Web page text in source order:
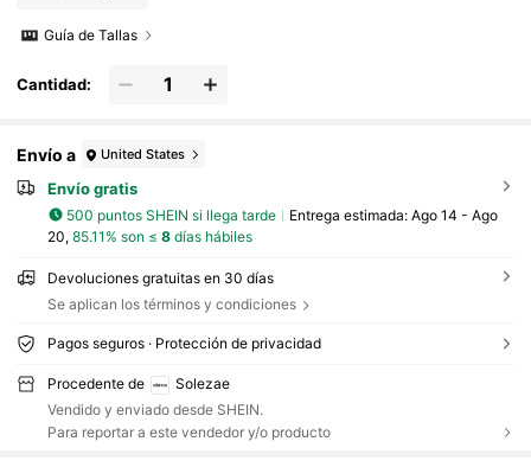
Guía de Tallas
Cantidad:
Envío a United States
Envío gratis
500 puntos SHEIN si llega tarde Entrega estimada: Ago 14 - Ago
20, 85.11% son ≤ 8días hábiles
Devoluciones gratuitas en 30 días
Se aplican los términos y condiciones
Pagos seguros · Protección de privacidad
Procedente de
Solezae
Vendido y enviado desde SHEIN.
Para reportar a este vendedor y/o producto